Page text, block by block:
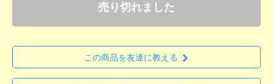
売り切れました
この商品を友達に教える